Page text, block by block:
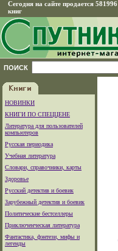
Сегодня на сайте продается 581996
книг
ПОИСК
НОВИНКИ
КНИГИ ПО СПЕЦЦЕНЕ
Литература для пользователей
компьютеров
Русская периодика
Учебная литература
Словари, справочники, карты
Здоровье
Русский детектив и боевик
Зарубежный детектив и боевик
Политические бестселлеры
Приключенческая литература
Фантастика, фэнтези, мифы и
легенды